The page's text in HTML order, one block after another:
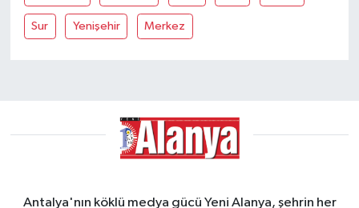
Sur Yenişehir Merkez
Antalya'nın köklü medya gücü Yeni Alanya, şehrin her